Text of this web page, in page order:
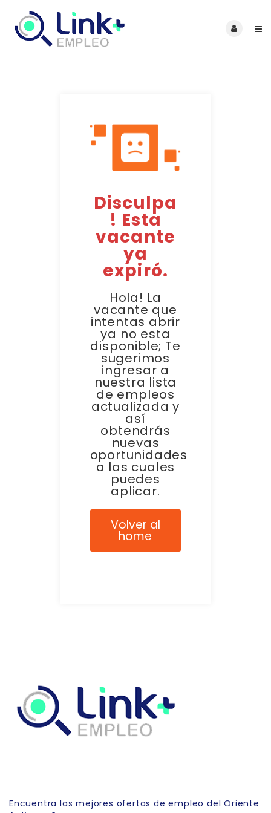
Disculpa
! Esta
vacante
ya
expiró.
Hola! La
vacante que
intentas abrir
ya no esta
disponible; Te
sugerimos
ingresar a
nuestra lista
de empleos
actualizada y
así
obtendrás
nuevas
oportunidades
a las cuales
puedes
aplicar.
Volver al
home
Encuentra las mejores ofertas de empleo del Oriente